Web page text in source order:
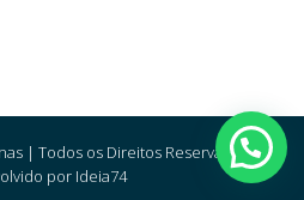
| Todos os Direitos Reservados |
por Ideia74